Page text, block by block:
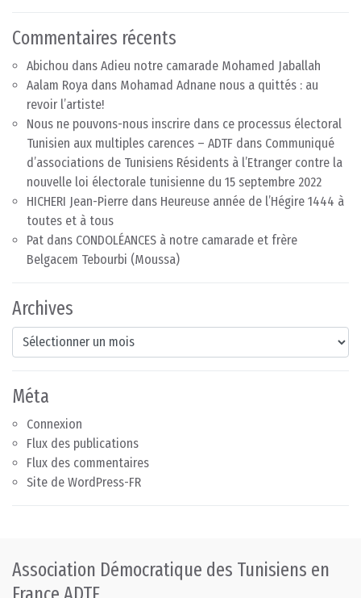
Commentaires récents
Abichou dans Adieu notre camarade Mohamed Jaballah
Aalam Roya dans Mohamad Adnane nous a quittés : au
revoir l’artiste!
Nous ne pouvons-nous inscrire dans ce processus électoral
Tunisien aux multiples carences – ADTF dans Communiqué
d’associations de Tunisiens Résidents à l’Etranger contre la
nouvelle loi électorale tunisienne du 15 septembre 2022
HICHERI Jean-Pierre dans Heureuse année de l’Hégire 1444 à
toutes et à tous
Pat dans CONDOLÉANCES à notre camarade et frère
Belgacem Tebourbi (Moussa)
Archives
Archives
Méta
Connexion
Flux des publications
Flux des commentaires
Site de WordPress-FR
Association Démocratique des Tunisiens en